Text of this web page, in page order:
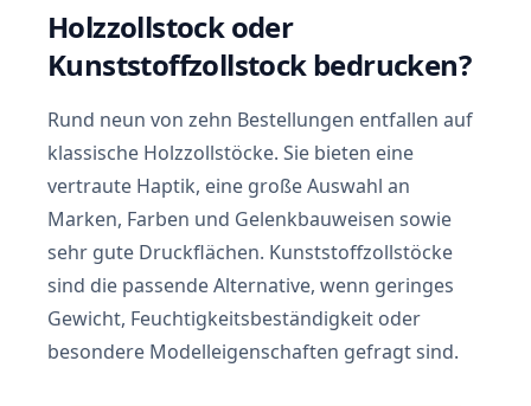
Holzzollstock oder
Kunststoffzollstock bedrucken?
Rund neun von zehn Bestellungen entfallen auf
klassische Holzzollstöcke. Sie bieten eine
vertraute Haptik, eine große Auswahl an
Marken, Farben und Gelenkbauweisen sowie
sehr gute Druckflächen. Kunststoffzollstöcke
sind die passende Alternative, wenn geringes
Gewicht, Feuchtigkeitsbeständigkeit oder
besondere Modelleigenschaften gefragt sind.